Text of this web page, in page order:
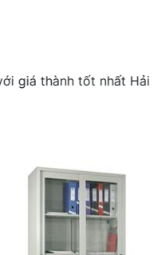
tốt nhất Hải